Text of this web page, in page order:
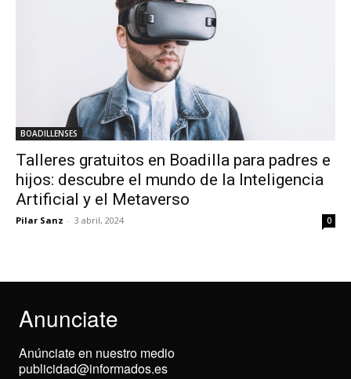
BOADILLENSES
Talleres gratuitos en Boadilla para padres e
hijos: descubre el mundo de la Inteligencia
Artificial y el Metaverso
Pilar Sanz - 3 abril, 2024 0
Anunciate
Anúnciate en nuestro medio
publicidad@informados.es